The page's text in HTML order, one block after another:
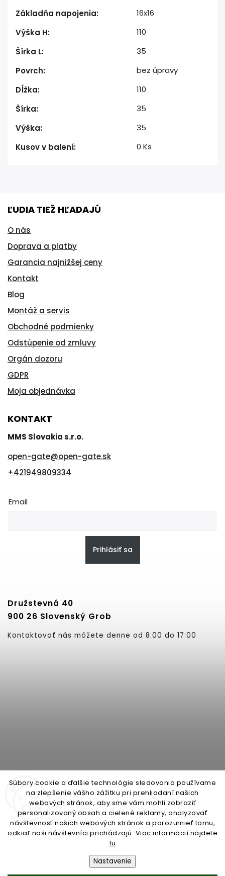
Súbory cookie a ďalšie technológie sledovania používame
na zlepšenie vášho zážitku pri prehliadaní našich
webových stránok, aby sme vám mohli zobraziť
personalizovaný obsah a cielené reklamy, analyzovať
návštevnosť našich webových stránok a porozumieť tomu,
odkiaľ naši návštevníci prichádzajú. Viac informácií nájdete
tu
Nastavenie
Základňa napojenia:
16x16
Výška H:
110
Šírka L:
35
Povrch:
bez úpravy
Dĺžka:
110
Šírka:
35
Výška:
35
Kusov v balení: 0 Ks
ĽUDIA TIEŽ HĽADAJÚ
O nás
Doprava a platby
Garancia najnižšej ceny
Kontakt
Blog
Montáž a servis
Obchodné podmienky
Odstúpenie od zmluvy
Orgán dozoru
GDPR
Moja objednávka
KONTAKT
MMS Slovakia s.r.o.
open-gate@open-gate.sk
+421949809334
Email
Prihlásiť sa
Družstevná 40
900 26 Slovenský Grob
Kontaktovať nás môžete denne od 8:00 do 17:00
open-gate.cz montazpohonu.sk